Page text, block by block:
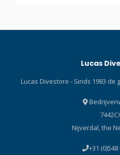
Lucas
Lucas Divestore - Sinds 1983
Nijverdal, the
+31 (0)548